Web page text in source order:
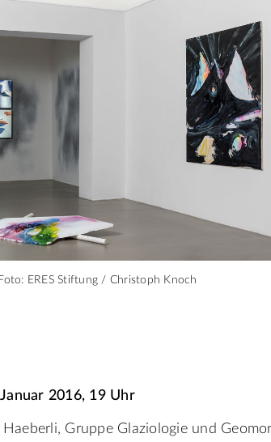
ERES Stiftung / Christoph Knoch
2016, 19 Uhr
Gruppe Glaziologie und